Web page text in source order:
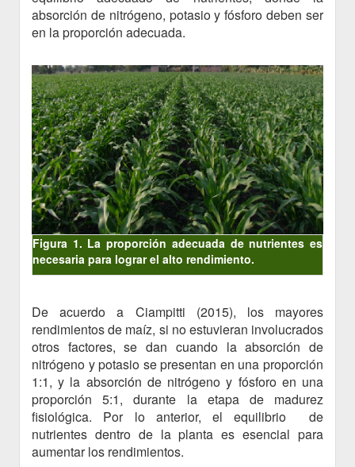
absorción de nitrógeno, potasio y fósforo deben ser
en la proporción adecuada.
Figura 1. La proporción adecuada de nutrientes es
necesaria para lograr el alto rendimiento.
De acuerdo a Ciampitti (2015), los mayores
rendimientos de maíz, si no estuvieran involucrados
otros factores, se dan cuando la absorción de
nitrógeno y potasio se presentan en una proporción
1:1, y la absorción de nitrógeno y fósforo en una
proporción 5:1, durante la etapa de madurez
fisiológica. Por lo anterior, el equilibrio de
nutrientes dentro de la planta es esencial para
aumentar los rendimientos.